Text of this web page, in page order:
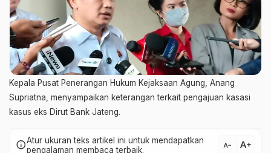
Kepala Pusat Penerangan Hukum Kejaksaan Agung, Anang
Supriatna, menyampaikan keterangan terkait pengajuan kasasi
kasus eks Dirut Bank Jateng.
infoAtur ukuran teks artikel ini untuk mendapatkan
pengalaman membaca terbaik.
text_decrease text_increase